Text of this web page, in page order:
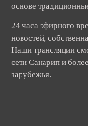
основе
24 часа эфирного
новостей,
Наши трансляции
сети Санарип и
зарубежья.